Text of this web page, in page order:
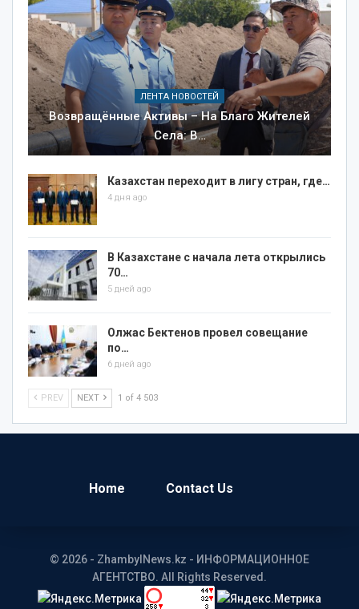
ЛЕНТА НОВОСТЕЙ
Возвращённые Активы – На Благо Жителей
Села: В…
Казахстан переходит в лигу стран, где…
4 дня ago
В Казахстане с начала лета открылись
70…
5 дней ago
Олжас Бектенов провел совещание
по…
6 дней ago
PREV NEXT 1 of 4 503
Home Contact Us
© 2026 - ZhambylNews.kz - ИНФОРМАЦИОННОЕ
АГЕНТСТВО. All Rights Reserved.